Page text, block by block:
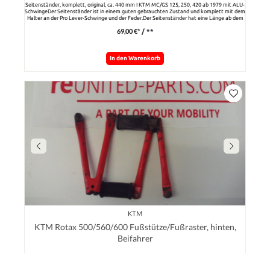
Seitenständer, komplett, original, ca. 440 mm I KTM MC/GS 125, 250, 420 ab 1979 mit ALU-
SchwingeDer Seitenständer ist in einem guten gebrauchten Zustand und komplett mit dem
Halter an der Pro Lever-Schwinge und der Feder.Der Seitenständer hat eine Länge ab dem
Passung des Ständers zu Ihrem Modell.
69,00 €* / **
In den Warenkorb
KTM
KTM Rotax 500/560/600 Fußstütze/Fußraster, hinten,
Beifahrer